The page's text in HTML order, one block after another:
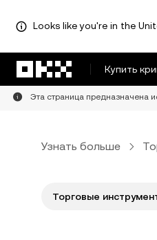
Looks like you're in the
Купить
Эта страница предназначена
Узнать больше
Торговые